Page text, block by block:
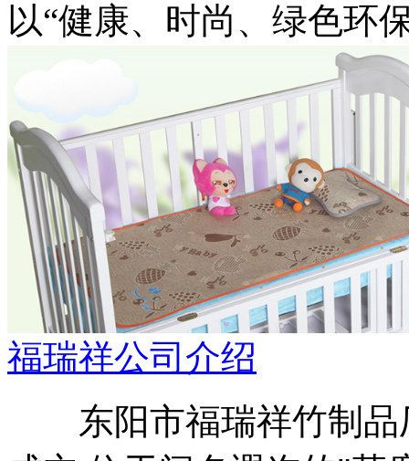
以“健康、时尚、绿色环
福瑞祥公司介绍
东阳市福瑞祥竹制品